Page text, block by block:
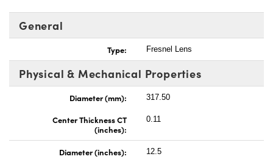
General
Type: Fresnel Lens
Physical & Mechanical Properties
Diameter (mm): 317.50
Center Thickness CT
(inches):
0.11
Diameter (inches): 12.5